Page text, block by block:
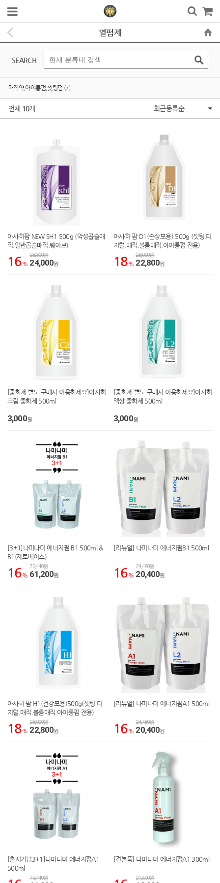
열펌제
SEARCH
매직약,아이롱펌,셋팅펌 (7)
전체 10개 최근등록순
아사히팜 NEW SH1 500g (악성곱슬매
직.일반곱슬매직,웨이브)
16 %
28,800원
24,000원
아사히 팜 D1(손상모용) 500g (셋팅.디
지털.매직.볼륨매직.아이롱펌 전용)
18 %
28,000원
22,800원
[중화제 별도 구매시 이용하세요]아사히
크림 중화제 500ml
3,000원
[중화제 별도 구매시 이용하세요]아사히
액상 중화제 500ml
3,000원
[3+1]나미나미 에너지펌 B1 500ml &
B1(제로베이스)
16 %
73,440원
61,200원
[리뉴얼] 나미나미 에너지펌B1 500ml
16 %
24,480원
20,400원
아사히 팜 H1(건강모용)500g(셋팅.디
지털.매직.볼륨매직.아이롱펌 전용)
18 %
28,000원
22,800원
[리뉴얼] 나미나미 에너지펌A1 500ml
16 %
24,480원
20,400원
[출시기념3+1]나미나미 에너지펌A1
500ml
73,440원
[견본품] 나미나미 에너지펌A1 300ml
21,600원